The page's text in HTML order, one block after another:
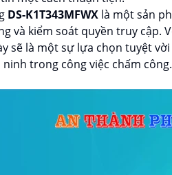
DS-K1T343MFWX là một sản
và kiểm soát quyền truy cập.
sẽ là một sự lựa chọn tuyệt
ninh trong công việc chấm công.